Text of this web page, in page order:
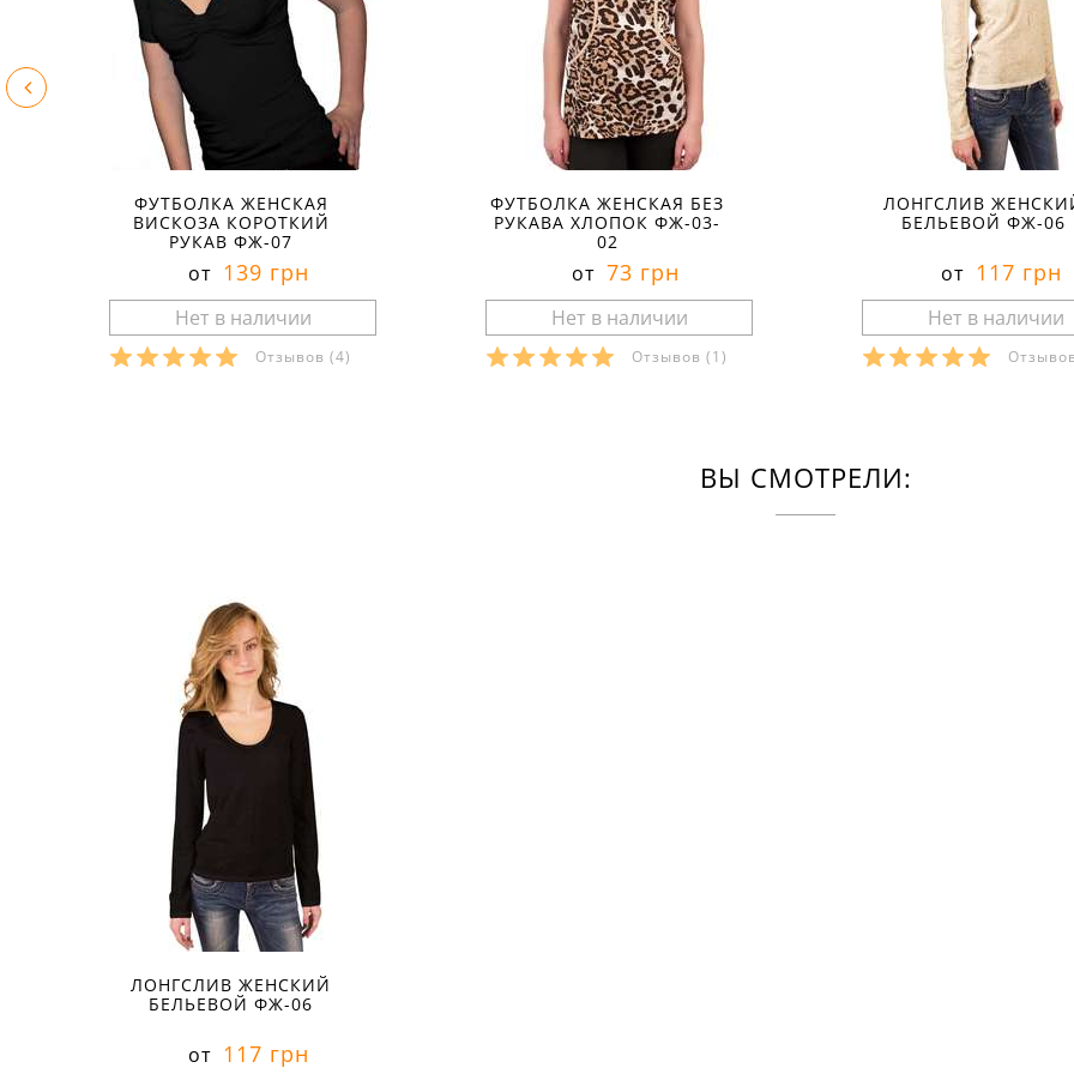
ФУТБОЛКА ЖЕНСКАЯ
ВИСКОЗА КОРОТКИЙ
РУКАВ ФЖ-07
от 139 грн
Отзывов (4)
ФУТБОЛКА ЖЕНСКАЯ БЕЗ
РУКАВА ХЛОПОК ФЖ-03-
02
от 73 грн
Отзывов (1)
ЛОНГСЛИВ
БЕЛЬЕВОЙ ФЖ-06
от 117 грн
ВЫ СМОТРЕЛИ:
ЛОНГСЛИВ ЖЕНСКИЙ
БЕЛЬЕВОЙ ФЖ-06
от 117 грн